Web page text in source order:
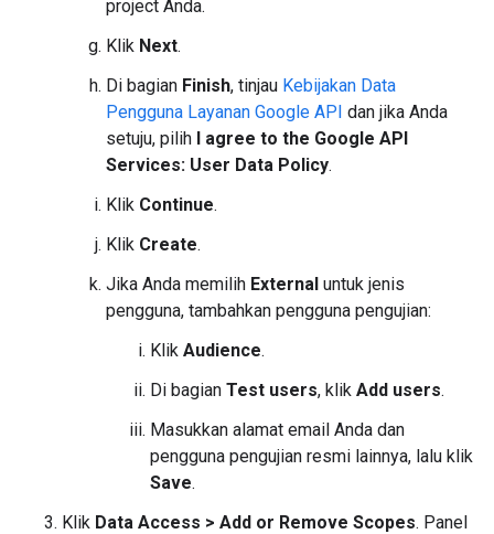
project Anda.
Klik Next.
Di bagian Finish, tinjau Kebijakan Data
Pengguna Layanan Google API dan jika Anda
setuju, pilih I agree to the Google API
Services: User Data Policy.
Klik Continue.
Klik Create.
Jika Anda memilih External untuk jenis
pengguna, tambahkan pengguna pengujian:
Klik Audience.
Di bagian Test users, klik Add users.
Masukkan alamat email Anda dan
pengguna pengujian resmi lainnya, lalu klik
Save.
Klik Data Access > Add or Remove Scopes. Panel